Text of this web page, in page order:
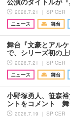
2026.7.21 ｜ SPICER
ニュース
舞台
舞台『文豪とアル
で、シリーズ初の
2026.7.21 ｜ SPICER
ニュース
舞台
小野塚勇人、笹森
ントをコメント
2026.7.19 ｜ SPICER